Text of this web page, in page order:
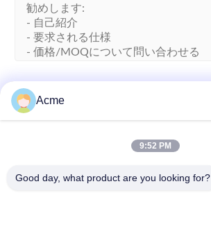
ファイルを添付する
最大5つのファイルがアップロードできます
提出
Acme
9:52 PM
Good day, what product are you looking for?